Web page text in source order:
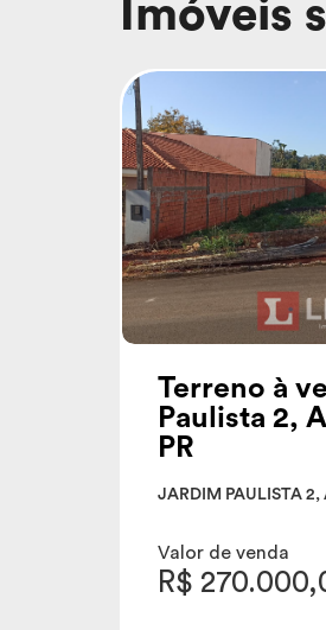
Imóveis
Terreno à
Paulista 2,
PR
JARDIM PAULISTA 2,
Valor de venda
R$